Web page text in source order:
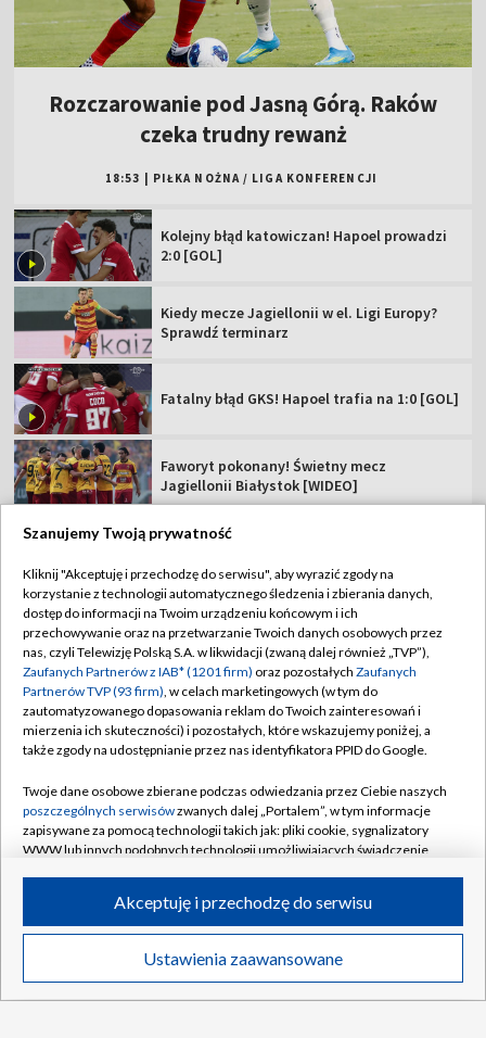
Transmisje Wideo
Rozczarowanie pod Jasną Górą. Raków
czeka trudny rewanż
18:53 PIŁKA NOŻNA / LIGA KONFERENCJI
Kolejny błąd katowiczan! Hapoel prowadzi
2:0 [GOL]
Kiedy mecze Jagiellonii w el. Ligi Europy?
Sprawdź terminarz
Fatalny błąd GKS! Hapoel trafia na 1:0 [GOL]
Faworyt pokonany! Świetny mecz
Jagiellonii Białystok [WIDEO]
Świątek idzie za ciosem! Szybka wygrana w
Dziś mecz Hapoel Tel Awiw – GKS Katowice.
Sprawdź składy!
DO GÓRY
TVP
Abonament TVP
Sklep TVP
Biuro Reklamy
Oferta Handlowa
Telegazeta ogłoszenia
Emisja w TVP
Rada Programowa
Regulamin TVP
Polityka prywatności
Moje zgody
Biuro reklamy
Kontakt
Kanały
Szanujemy Twoją prywatność
Kliknij "Akceptuję i przechodzę do serwisu", aby wyrazić zgody na
korzystanie z technologii automatycznego śledzenia i zbierania danych,
dostęp do informacji na Twoim urządzeniu końcowym i ich
przechowywanie oraz na przetwarzanie Twoich danych osobowych przez
nas, czyli Telewizję Polską S.A. w likwidacji (zwaną dalej również „TVP”),
Zaufanych Partnerów z IAB* (1201 firm) oraz pozostałych Zaufanych
Partnerów TVP (93 firm), w celach marketingowych (w tym do
zautomatyzowanego dopasowania reklam do Twoich zainteresowań i
mierzenia ich skuteczności) i pozostałych, które wskazujemy poniżej, a
także zgody na udostępnianie przez nas identyfikatora PPID do Google.
Twoje dane osobowe zbierane podczas odwiedzania przez Ciebie naszych
poszczególnych serwisówzwanych dalej „Portalem”, w tym informacje
zapisywane za pomocą technologii takich jak: pliki cookie, sygnalizatory
WWW lub innych podobnych technologii umożliwiających świadczenie
ruchu w Internecie.
Twoje dane osobowe zbierane podczas odwiedzania przez Ciebie
poszczególnych serwisówna Portalu, takie jak adresy IP, identyfikatory
Ustawienia zaawansowane
Akceptuję i przechodzę do serwisu